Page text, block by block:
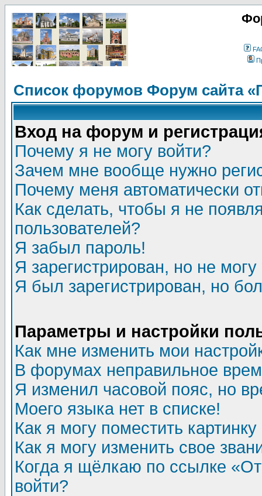
Список форумов Форум сайта
Вход на форум и
Почему я не могу войти?
Зачем мне вообще нужно
Почему меня автоматически
Как сделать, чтобы я не
пользователей?
Я забыл пароль!
Я зарегистрирован, но не могу
Я был зарегистрирован, но
Параметры и настройки
Как мне изменить мои
В форумах неправильное
Я изменил часовой пояс, но
Моего языка нет в списке!
Как я могу поместить
Как я могу изменить свое
Когда я щёлкаю по ссылке
войти?